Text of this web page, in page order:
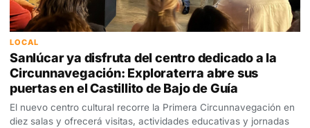
LOCAL
Sanlúcar ya disfruta del centro dedicado a la
Circunnavegación: Exploraterra abre sus
puertas en el Castillito de Bajo de Guía
El nuevo centro cultural recorre la Primera Circunnavegación en
diez salas y ofrecerá visitas, actividades educativas y jornadas